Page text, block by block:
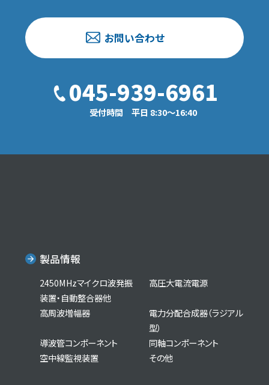
お問い合わせ
045-939-6961
受付時間 平日 8:30〜16:40
製品情報
2450MHzマイクロ波発振
装置・自動整合器他
高圧大電流電源
高周波増幅器
電力分配合成器（ラジアル
型）
導波管コンポーネント
同軸コンポーネント
空中線監視装置
その他